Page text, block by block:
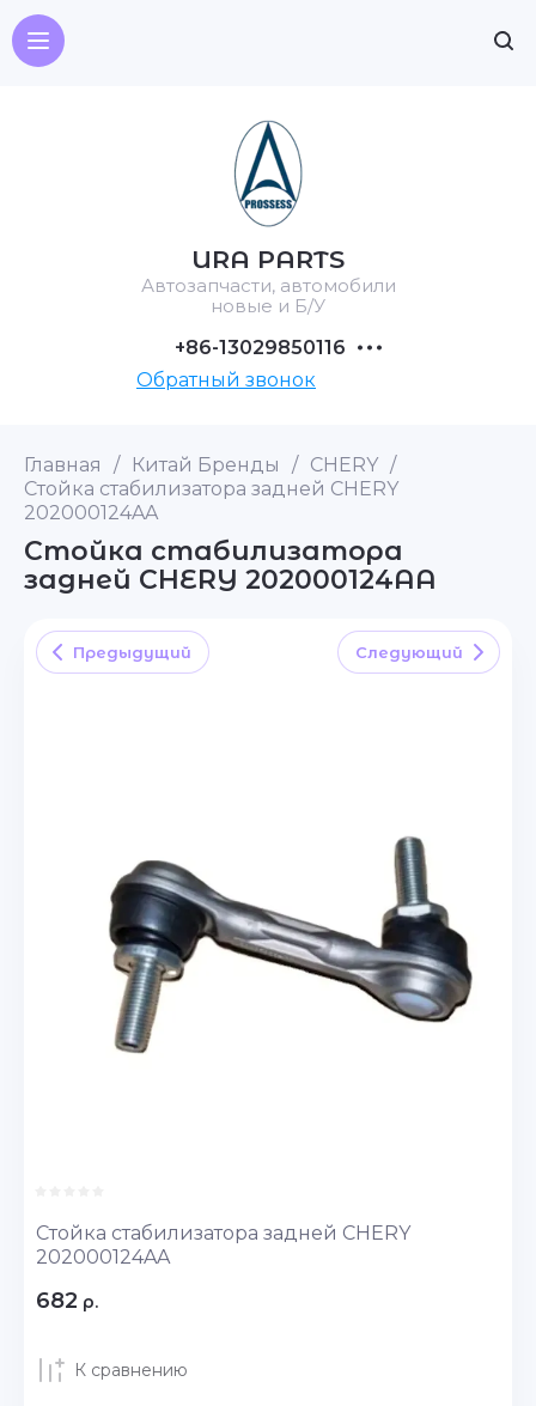
URA PARTS
Автозапчасти, автомобили
новые и Б/У
+86-13029850116
Обратный звонок
Главная / Китай Бренды / CHERY /
Стойка стабилизатора задней CHERY
202000124AA
Стойка стабилизатора
задней CHERY 202000124AA
Предыдущий Следующий
Стойка стабилизатора задней CHERY
202000124AA
682 р.
К сравнению